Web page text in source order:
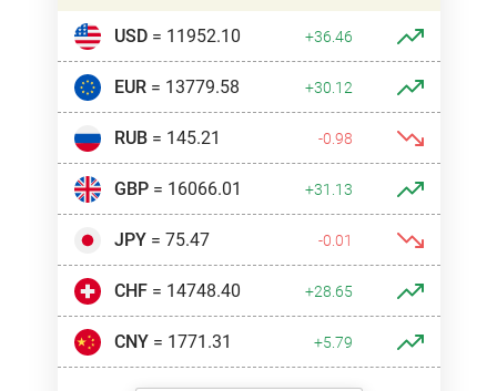
USD= 11952.10 +36.46
EUR= 13779.58 +30.12
RUB= 145.21 -0.98
GBP= 16066.01 +31.13
JPY= 75.47 -0.01
CHF= 14748.40 +28.65
CNY= 1771.31 +5.79